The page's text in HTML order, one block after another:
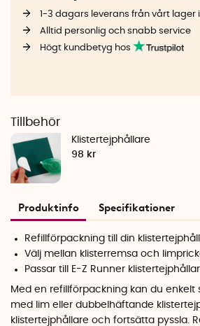
1-3 dagars leverans från vårt lager
Alltid personlig och snabb service
Högt kundbetyg hos
Tillbehör
Klistertejphållare
98 kr
Produktinfo Specifikationer
Refillförpackning till din
Välj mellan klisterremsa och
Passar till E-Z Runner
Med en refillförpackning kan du enkelt
med lim eller dubbelhäftande
klistertejphållare och fortsätta pyssla.